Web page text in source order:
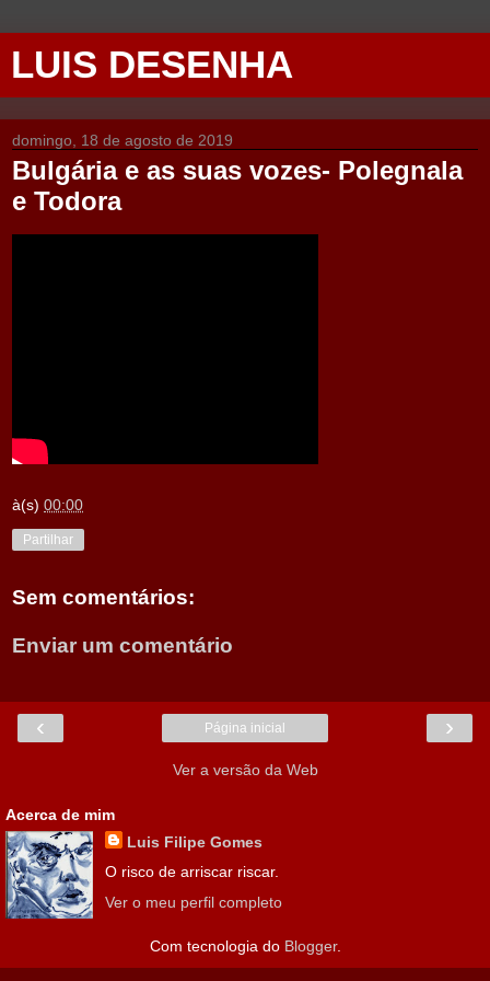
LUIS DESENHA
domingo, 18 de agosto de 2019
Bulgária e as suas vozes- Polegnala
e Todora
à(s) 00:00
Partilhar
Sem comentários:
Enviar um comentário
‹ ›
Página inicial
Ver a versão da Web
Acerca de mim
Luis Filipe Gomes
O risco de arriscar riscar.
Ver o meu perfil completo
Com tecnologia do Blogger.